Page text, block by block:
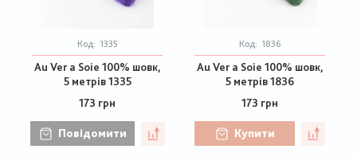
Код: 1335
Au Ver a Soie 100% шовк,
5 метрів 1335
173 грн
Повідомити
Код: 1836
Au Ver a Soie 100% шовк,
5 метрів 1836
173 грн
Купити